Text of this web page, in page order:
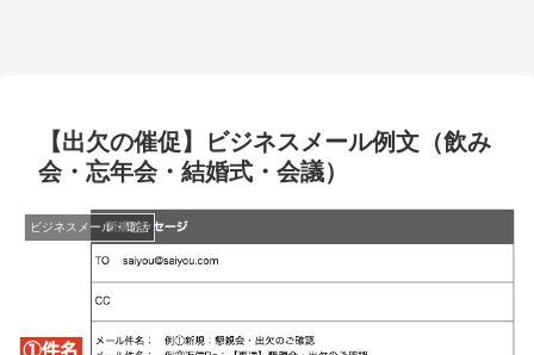
【出欠の催促】ビジネスメール例文（飲み
会・忘年会・結婚式・会議）
ビジネスメール・電話